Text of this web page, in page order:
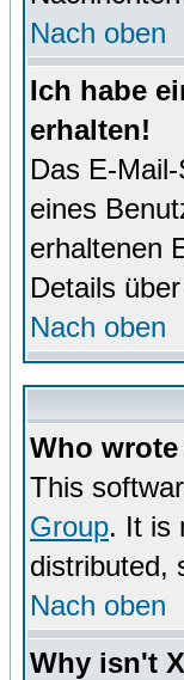
Nach oben
Ich habe
erhalten!
Das E-
eines
erhaltenen
Details
Nach oben
Who
This
Group. It is
distributed,
Nach oben
Why isn't